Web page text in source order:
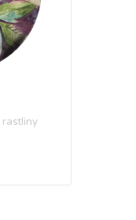
rastliny